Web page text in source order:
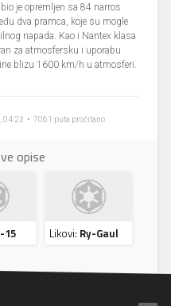
je opremljen sa 84 narros
dva pramca, koje su mogle
napada. Kao i Nantex klasa
za atmosfersku i uporabu
blizu 1600 km/h u atmosferi.
04:23 • 7061 puta pročitano
opise
15 Likovi: Ry-Gaul